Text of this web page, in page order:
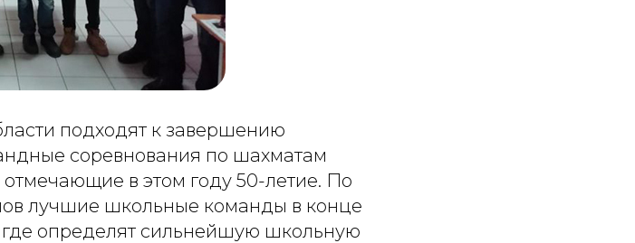
подходят к завершению
соревнования по шахматам
в этом году 50-летие. По
лучшие школьные команды в конце
где определят сильнейшую школьную